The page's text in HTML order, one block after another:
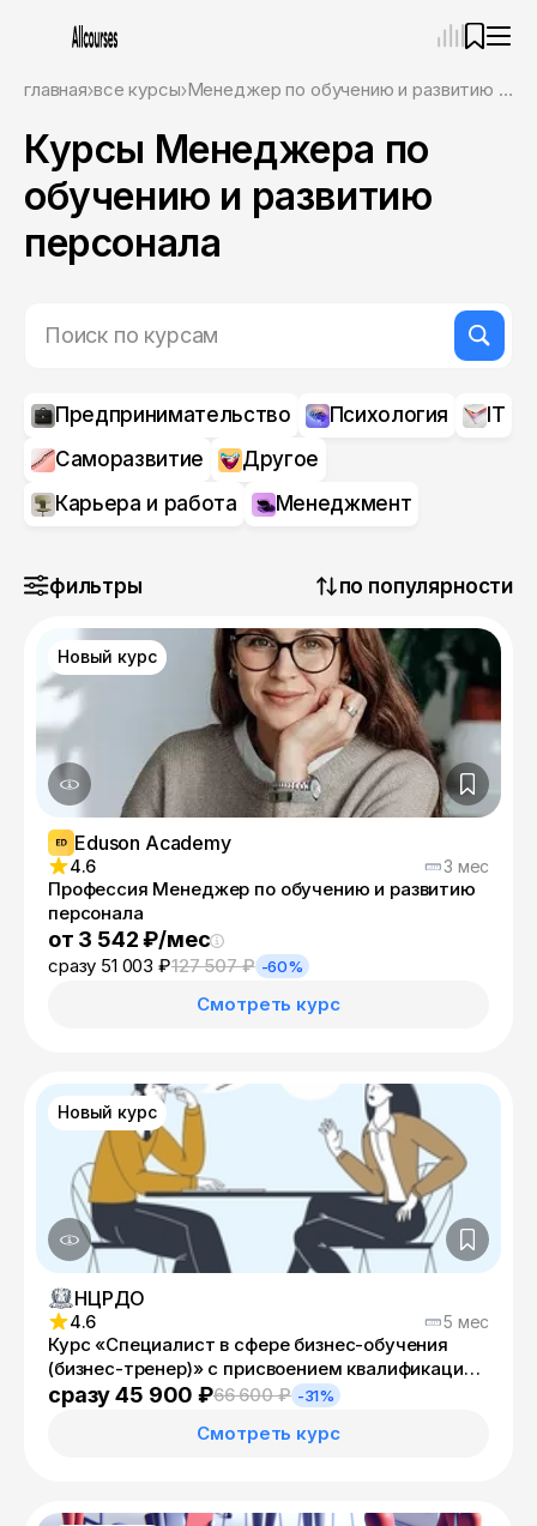
главная все курсы Менеджер по обучению и развитию персонала
Курсы Менеджера по
обучению и развитию
персонала
Предпринимательство Психология
IT
Саморазвитие
Другое
Карьера и работа
Менеджмент
фильтры по популярности
Новый курс
Eduson Academy
4.6 3 мес
Профессия Менеджер по обучению и развитию
персонала
от 3 542 ₽/мес
сразу 51 003 ₽127 507 ₽ -60%
Смотреть курс
Новый курс
НЦРДО
4.6 5 мес
Курс «Специалист в сфере бизнес-обучения
(бизнес-тренер)» с присвоением квалификации
«Бизнес-тренер»
сразу 45 900 ₽66 600 ₽ -31%
Смотреть курс
Ассистент 06.08.26, 14:29
Привет! Я Ваш карьерный навигатор. Подберу
курсы, которые соответствует именно вашим
целям.
Пожалуйста, ответьте на несколько вопросов,
чтобы начать.